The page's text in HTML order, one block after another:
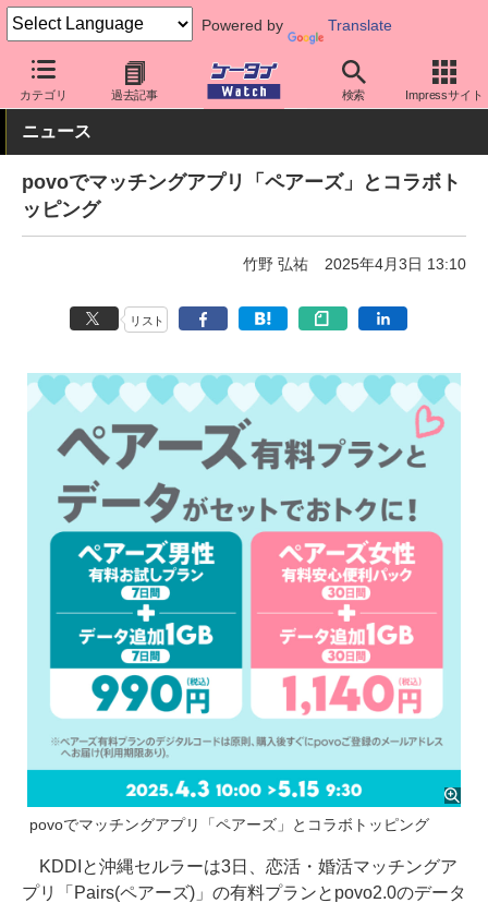
Powered by Translate
カテゴリ 過去記事 検索 Impressサイト
ケータイ Watch キャリア au povo
ニュース
povoでマッチングアプリ「ペアーズ」とコラボト
ッピング
竹野 弘祐 2025年4月3日 13:10
リスト
povoでマッチングアプリ「ペアーズ」とコラボトッピング
KDDIと沖縄セルラーは3日、恋活・婚活マッチングア
プリ「Pairs(ペアーズ)」の有料プランとpovo2.0のデータ